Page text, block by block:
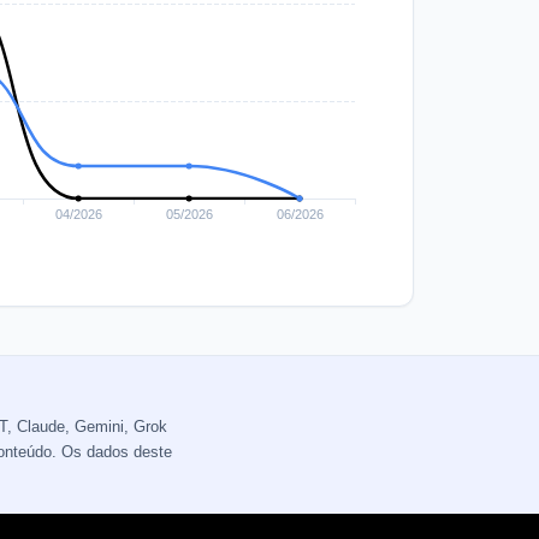
Claude, Gemini, Grok
Os dados deste